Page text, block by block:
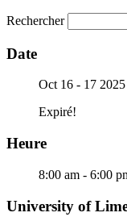
Rechercher
Date
Oct 16 - 17 2025
Expiré!
Heure
8:00 am - 6:00
University of